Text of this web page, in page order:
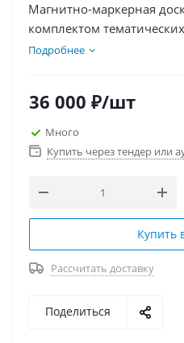
Магнитно-маркерная
комплектом
Подробнее
36 000 ₽/шт
Много
Купить через тендер или
Купить
Рассчитать доставку
Поделиться